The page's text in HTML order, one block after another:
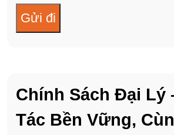
Chính Sách Đại Lý
Tác Bền Vững,